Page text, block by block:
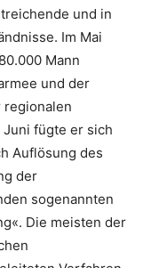
und in
Im Mai
Mann
und der
regionalen
fügte er sich
Auflösung des
der
sogenannten
Die meisten der